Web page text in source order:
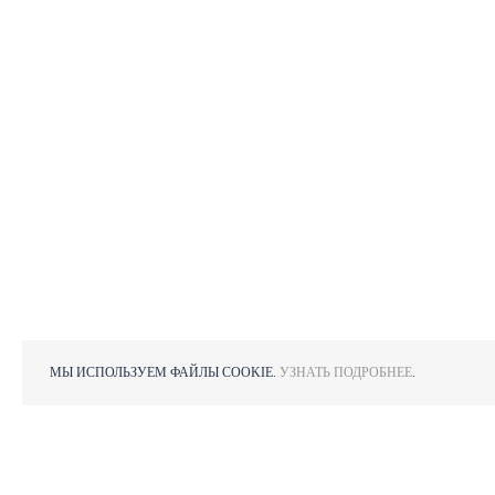
МЫ ИСПОЛЬЗУЕМ ФАЙЛЫ COOKIE. УЗНАТЬ ПОДРОБНЕЕ.